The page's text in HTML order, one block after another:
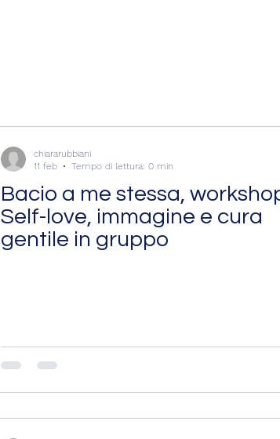
Bacio a me stessa,
Self-love, immagine e cura
gentile in gruppo
chiararubbiani
11 feb
Tempo di lettura: 0 min